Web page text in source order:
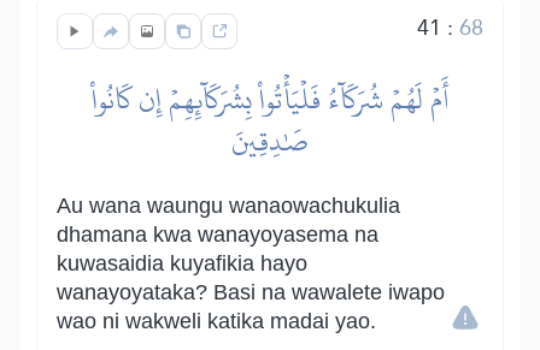
41 :68
أَمۡ لَهُمۡ شُرَكَآءُ فَلۡيَأۡتُواْ بِشُرَكَآئِهِمۡ إِن كَانُواْ
صَٰدِقِينَ
Au wana waungu wanaowachukulia
dhamana kwa wanayoyasema na
kuwasaidia kuyafikia hayo
wanayoyataka? Basi na wawalete iwapo
wao ni wakweli katika madai yao.